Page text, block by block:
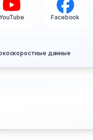
Facebook
данные